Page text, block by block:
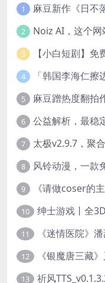
1
2 Noiz AI，这个
3 【小白短剧】
4 「韩国李海仁擦
5
6
7 太极v2.9.7，聚
8 风铃动漫，一款
9
10
11
12
13